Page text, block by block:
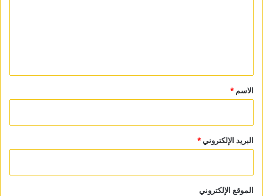
*
الاسم *
البريد الإلكتروني*
الموقع الإلكتروني